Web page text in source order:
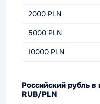
2000 PLN
5000 PLN
10000 PLN
Российский рубль
RUB/PLN